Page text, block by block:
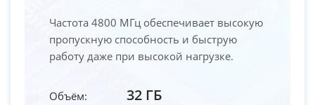
Частота 4800 МГц обеспечивает высокую
пропускную способность и быструю
работу даже при высокой нагрузке.
Объём: 32 ГБ